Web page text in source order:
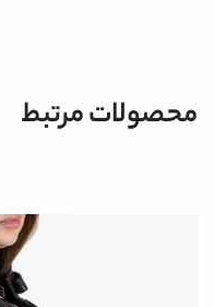
محصولات مرتبط